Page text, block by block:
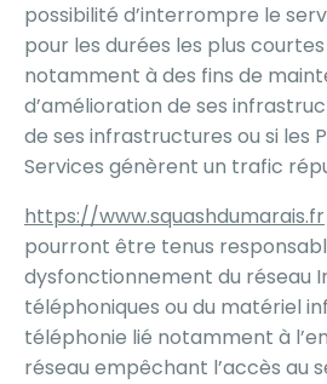
possibilité d’interrompre le
pour les durées les plus
notamment à des fins de
d’amélioration de ses
de ses infrastructures ou si les
Services génèrent un trafic
https://www.squashdumarais.fr
pourront être tenus
dysfonctionnement du réseau
téléphoniques ou du matériel
téléphonie lié notamment à
réseau empêchant l’accès au